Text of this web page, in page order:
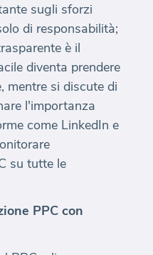
sugli sforzi
di responsabilità;
è il
diventa prendere
mentre si discute di
l'importanza
come LinkedIn e
su tutte le
PPC con